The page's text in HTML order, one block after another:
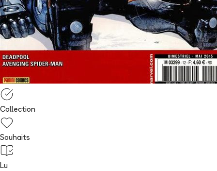
Collection
Souhaits
Lu